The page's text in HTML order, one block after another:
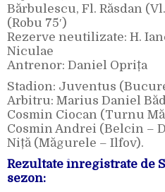
Bărbulescu, Fl. Răsdan
(Robu 75′)
Rezerve neutilizate: H.
Niculae
Antrenor: Daniel Oprița
Stadion: Juventus
Arbitru: Marius Daniel
Cosmin Ciocan (Turnu
Cosmin Andrei (Belcin –
Niță (Măgurele – Ilfov).
Rezultate înregistrate de
sezon: